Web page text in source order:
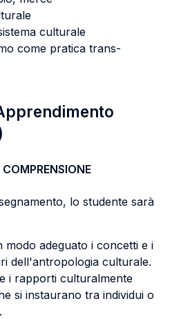
culturale
come pratica trans-
lo studente sarà
modo adeguato i concetti e i
dell'antropologia culturale.
i rapporti culturalmente
si instaurano tra individui o